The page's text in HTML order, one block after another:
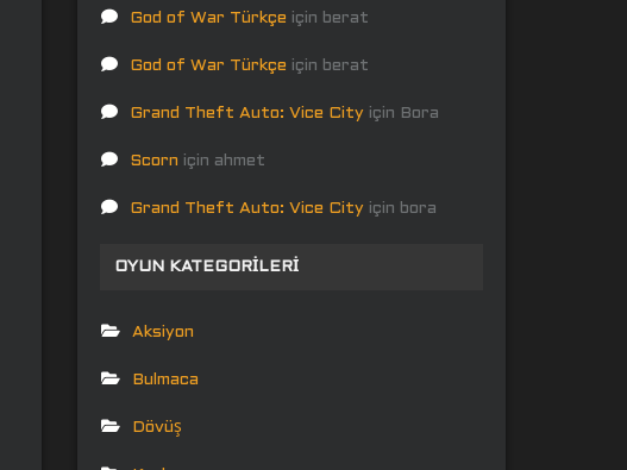
God of War Türkçe için berat
God of War Türkçe için berat
Grand Theft Auto: Vice City için Bora
Scorn için ahmet
Grand Theft Auto: Vice City için bora
OYUN KATEGORILERI
Aksiyon
Bulmaca
Dövüş